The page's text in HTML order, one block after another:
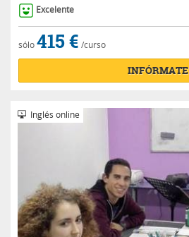
Excelente
sólo415 € /curso
INFÓRMATE
Inglés online